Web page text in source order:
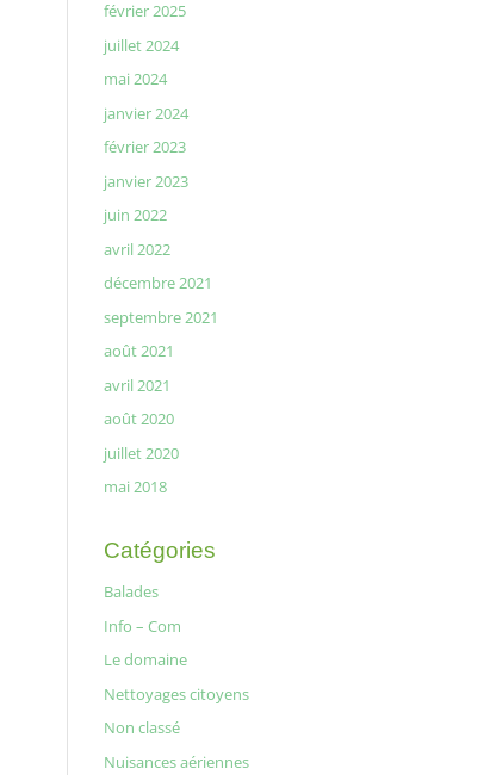
février 2025
juillet 2024
mai 2024
janvier 2024
février 2023
janvier 2023
juin 2022
avril 2022
décembre 2021
septembre 2021
août 2021
avril 2021
août 2020
juillet 2020
mai 2018
Catégories
Balades
Info – Com
Le domaine
Nettoyages citoyens
Non classé
Nuisances aériennes